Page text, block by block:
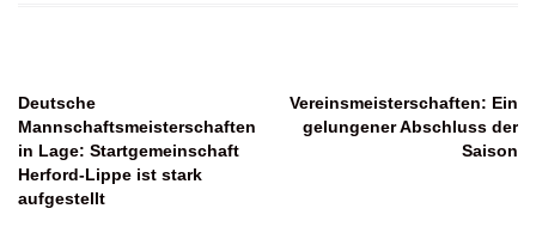
Beitragsnavigation
Deutsche
Mannschaftsmeisterschaften
in Lage: Startgemeinschaft
Herford-Lippe ist stark
aufgestellt
Vereinsmeisterschaften: Ein
gelungener Abschluss der
Saison